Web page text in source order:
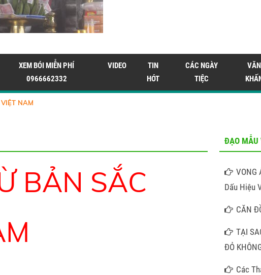
XEM BÓI MIỄN PHÍ
0966662332
VIDEO
TIN
HÓT
CÁC NGÀY
TIỆC
VĂN
NAM
BẢN SẮC
ĐẠO MẪU
VONG
Dấu Hiệu
CĂN
TẠI
ĐỎ
Các